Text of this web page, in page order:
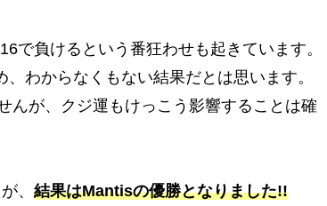
で負けるという番狂わせも起きています。
わからなくもない結果だとは思います。
んが、クジ運もけっこう影響することは確
、 結果はMantisの優勝となりました!!